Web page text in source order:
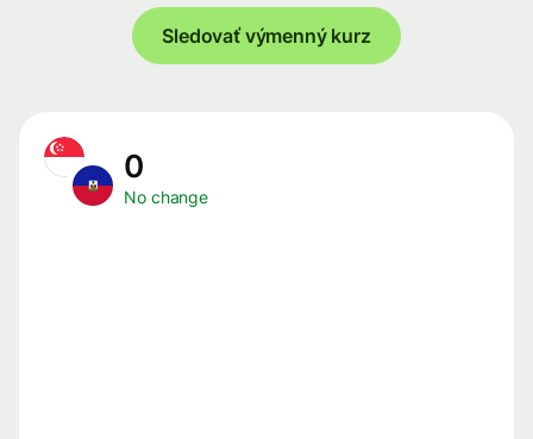
Sledovať výmenný kurz
0
No change